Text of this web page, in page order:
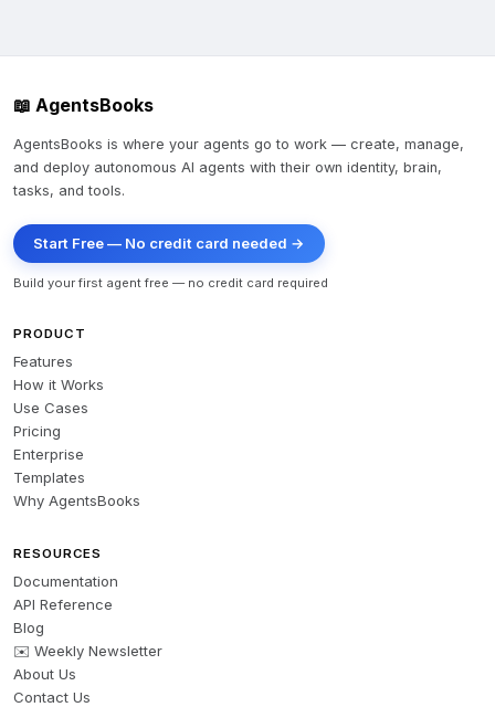
📖 AgentsBooks
AgentsBooks is where your agents go to work — create, manage,
and deploy autonomous AI agents with their own identity, brain,
tasks, and tools.
Start Free — No credit card needed →
Build your first agent free — no credit card required
PRODUCT
Features
How it Works
Use Cases
Pricing
Enterprise
Templates
Why AgentsBooks
RESOURCES
Documentation
API Reference
Blog
✉️ Weekly Newsletter
About Us
Contact Us